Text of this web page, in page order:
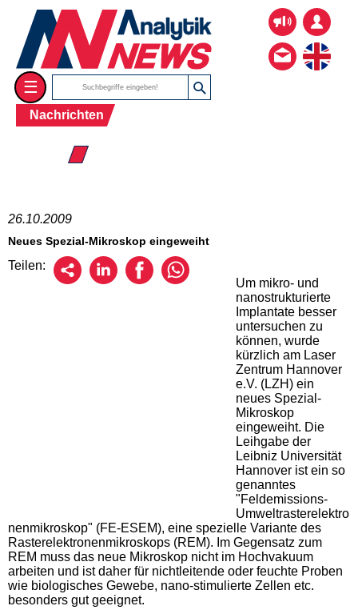
☰
Nachrichten
☰ 2009
26.10.2009
Neues Spezial-Mikroskop eingeweiht
Teilen:
Um mikro- und
nanostrukturierte
Implantate besser
untersuchen zu
können, wurde
kürzlich am Laser
Zentrum Hannover
e.V. (LZH) ein
neues Spezial-
Mikroskop
eingeweiht. Die
Leihgabe der
Leibniz Universität
Hannover ist ein so
genanntes
"Feldemissions-
Umweltrasterelektro
nenmikroskop" (FE-ESEM), eine spezielle Variante des
Rasterelektronenmikroskops (REM). Im Gegensatz zum
REM muss das neue Mikroskop nicht im Hochvakuum
arbeiten und ist daher für nichtleitende oder feuchte Proben
wie biologisches Gewebe, nano-stimulierte Zellen etc.
besonders gut geeignet.